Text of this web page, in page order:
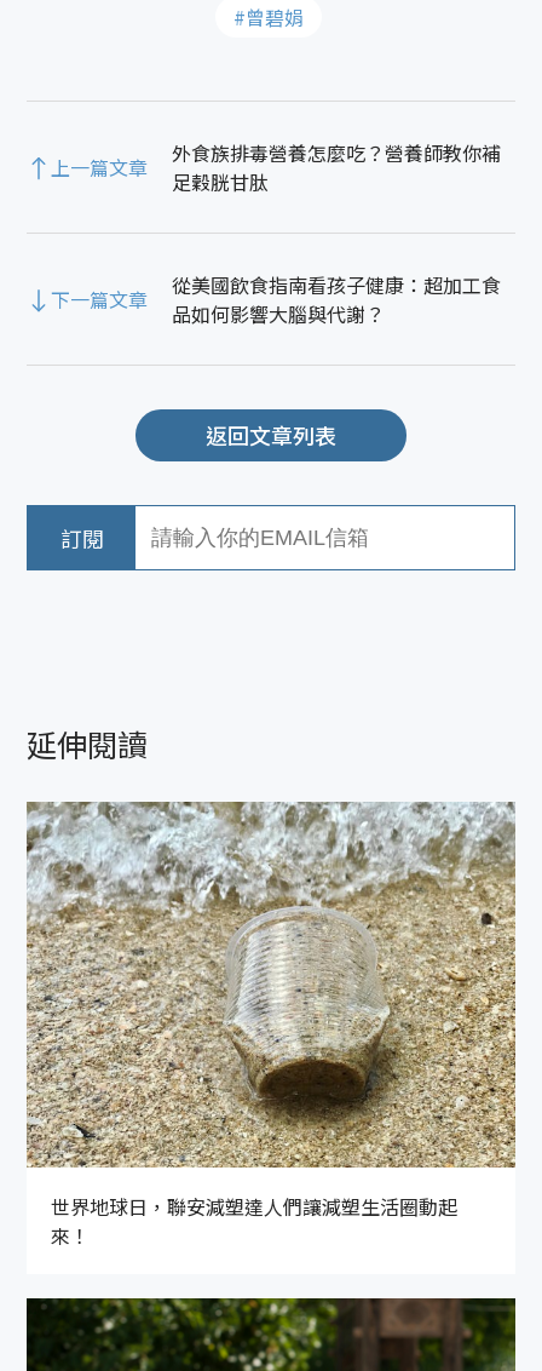
#曾碧娟
上一篇文章
外食族排毒營養怎麼吃？營養師教你補
足穀胱甘肽
下一篇文章
從美國飲食指南看孩子健康：超加工食
品如何影響大腦與代謝？
返回文章列表
延伸閱讀
世界地球日，聯安減塑達人們讓減塑生活圈動起
來！